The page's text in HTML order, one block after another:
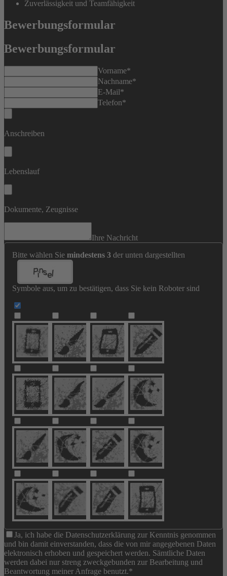
Zuverlässigkeit und Teamfähigkeit
Bewerbungsformular
Bewerbungsformular
Vorname*
Nachname*
E-Mail*
Telefon*
Anschreiben
Lebenslauf
Dokumente, Zeugnisse
Ihre Nachricht
Bitte wählen Sie mindestens 3 der unten dargestellten
Symbole aus, um zu bestätigen, dass Sie kein Roboter sind
Ja, ich habe die Datenschutzerklärung zur Kenntnis genommen
und bin damit einverstanden, dass die von mir angegebenen Daten
elektronisch erhoben und gespeichert werden. Sämtliche Daten
werden dabei nur streng zweckgebunden zur Bearbeitung und
Beantwortung meiner Anfrage benutzt.*